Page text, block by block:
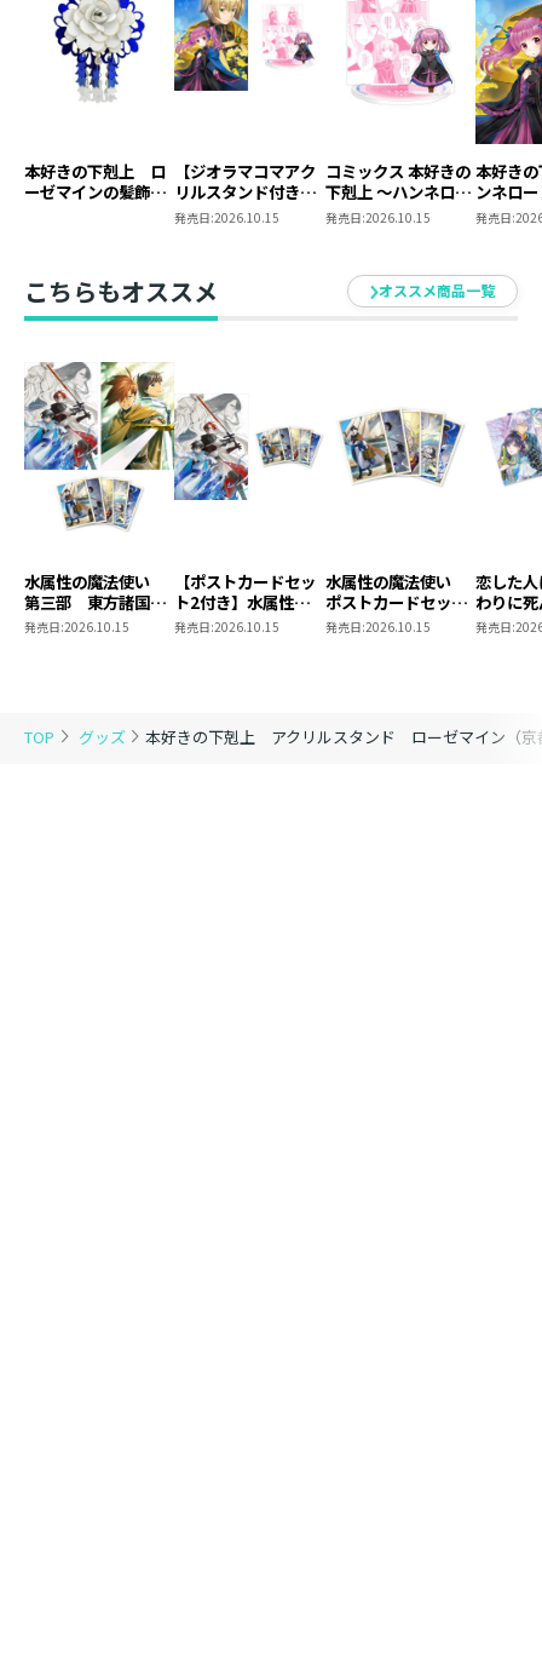
TOP グッズ 本好きの下剋上 アクリルスタンド ローゼマイン（京
本好きの下剋上 ロ
ーゼマインの髪飾り
【ジオラマコマアク
リルスタンド付き】
本好きの下剋上 ～ハ
ミックス）
発売日:2026.10.15
コミックス 本好きの
下剋上 ～ハンネロー
レの貴族院五年生～
アクリルスタンド
（1巻4話）
発売日:2026.10.15
本好き
ンネロ
五年生
発売日:
こちらもオススメ オススメ商品一覧
水属性の魔法使い
第三部 東方諸国編
8 同時発売まとめ
発売日:2026.10.15
【ポストカードセッ
ト2付き】水属性の
魔法使い 第三部
発売日:2026.10.15
水属性の魔法使い
ポストカードセット
2
発売日:2026.10.15
恋した
わりに
言った
発売日: